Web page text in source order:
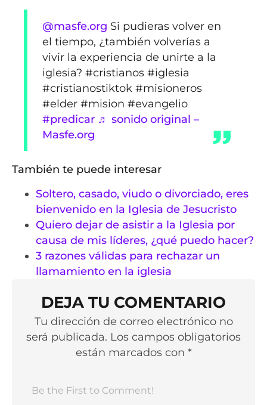
@masfe.org Si pudieras volver en
el tiempo, ¿también volverías a
vivir la experiencia de unirte a la
iglesia? #cristianos #iglesia
#cristianostiktok #misioneros
#elder #mision #evangelio
#predicar ♬ sonido original –
Masfe.org
También te puede interesar
Soltero, casado, viudo o divorciado, eres
bienvenido en la Iglesia de Jesucristo
Quiero dejar de asistir a la Iglesia por
causa de mis líderes, ¿qué puedo hacer?
3 razones válidas para rechazar un
llamamiento en la iglesia
DEJA TU COMENTARIO
Tu dirección de correo electrónico no
será publicada. Los campos obligatorios
están marcados con *